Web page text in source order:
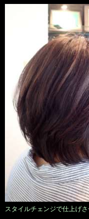
スタイルチェンジで仕上げさ